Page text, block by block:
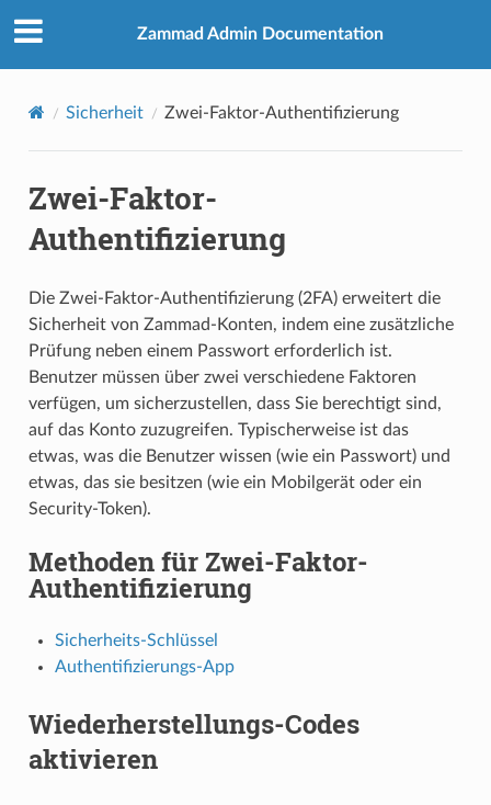
Zammad Admin Documentation
Sicherheit Zwei-Faktor-Authentifizierung
Zwei-Faktor-
Authentifizierung
Die Zwei-Faktor-Authentifizierung (2FA) erweitert die
Sicherheit von Zammad-Konten, indem eine zusätzliche
Prüfung neben einem Passwort erforderlich ist.
Benutzer müssen über zwei verschiedene Faktoren
verfügen, um sicherzustellen, dass Sie berechtigt sind,
auf das Konto zuzugreifen. Typischerweise ist das
etwas, was die Benutzer wissen (wie ein Passwort) und
etwas, das sie besitzen (wie ein Mobilgerät oder ein
Security-Token).
Methoden für Zwei-Faktor-
Authentifizierung
Sicherheits-Schlüssel
Authentifizierungs-App
Wiederherstellungs-Codes
aktivieren